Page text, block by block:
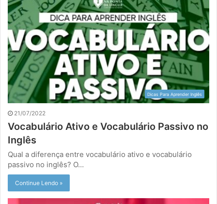
Dicas Para Aprender Inglês
21/07/2022
Vocabulário Ativo e Vocabulário Passivo no
Inglês
Qual a diferença entre vocabulário ativo e vocabulário
passivo no inglês? O…
Continue Lendo »